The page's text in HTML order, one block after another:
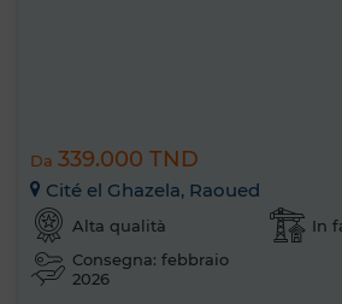
Da 339.000 TND
Cité el Ghazela, Raoued
Alta qualità
In
Consegna: febbraio
2026